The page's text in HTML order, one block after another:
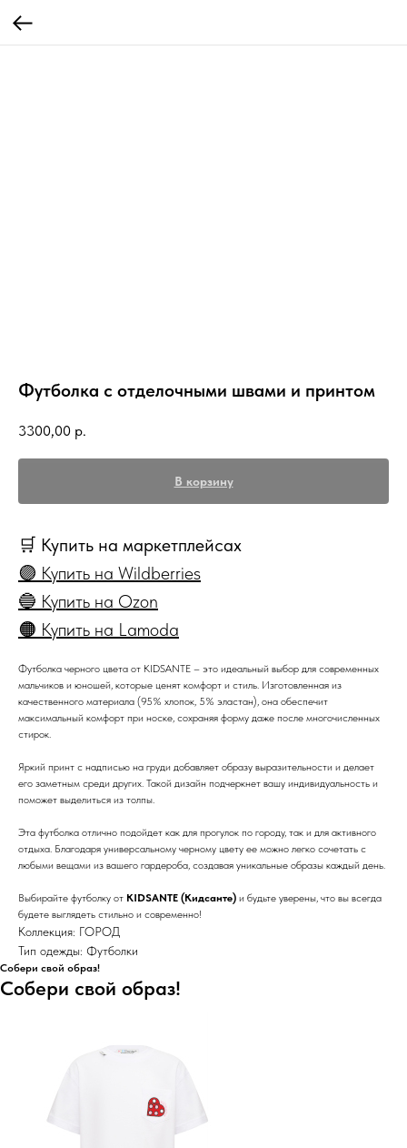
Футболка с отделочными швами и принтом
3300,00 р.
В корзину
🛒 Купить на маркетплейсах
🟣 Купить на Wildberries
🔵 Купить на Ozon
🟠 Купить на Lamoda
Футболка черного цвета от KIDSANTE – это идеальный выбор для современных
мальчиков и юношей, которые ценят комфорт и стиль. Изготовленная из
качественного материала (95% хлопок, 5% эластан), она обеспечит
максимальный комфорт при носке, сохраняя форму даже после многочисленных
стирок.
Яркий принт с надписью на груди добавляет образу выразительности и делает
его заметным среди других. Такой дизайн подчеркнет вашу индивидуальность и
поможет выделиться из толпы.
Эта футболка отлично подойдет как для прогулок по городу, так и для активного
отдыха. Благодаря универсальному черному цвету ее можно легко сочетать с
любыми вещами из вашего гардероба, создавая уникальные образы каждый день.
Выбирайте футболку от KIDSANTE (Кидсанте) и будьте уверены, что вы всегда
будете выглядеть стильно и современно!
Коллекция: ГОРОД
Тип одежды: Футболки
Собери свой образ!
Собери свой образ!